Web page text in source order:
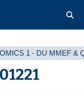
1 - DU MMEF &